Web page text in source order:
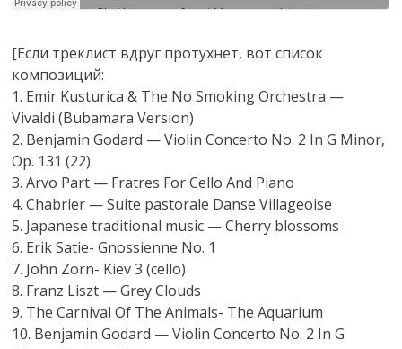
[Если треклист вдруг протухнет, вот список
композиций:
1. Emir Kusturica & The No Smoking Orchestra —
Vivaldi (Bubamara Version)
2. Benjamin Godard — Violin Concerto No. 2 In G Minor,
Op. 131 (22)
3. Arvo Part — Fratres For Cello And Piano
4. Chabrier — Suite pastorale Danse Villageoise
5. Japanese traditional music — Cherry blossoms
6. Erik Satie- Gnossienne No. 1
7. John Zorn- Kiev 3 (cello)
8. Franz Liszt — Grey Clouds
9. The Carnival Of The Animals- The Aquarium
10. Benjamin Godard — Violin Concerto No. 2 In G